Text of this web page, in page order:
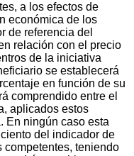
a los efectos de
económica de los
de referencia del
relación con el precio
de la iniciativa
se establecerá
en función de su
comprendido entre el
aplicados estos
En ningún caso esta
del indicador de
competentes, teniendo